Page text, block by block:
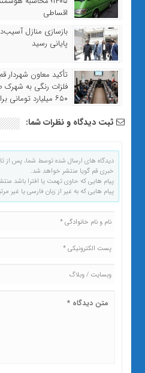
اقساطی
بازسازی منازل
پایانی رسید
تأکید معاون شهردار
فلزات رنگی به
۶۵۰ میلیارد تومانی برای سال ۱۴۰۵
ثبت دیدگاه و نظرات شما:
دیدگاه های ارسال شده توسط شما، پس از
خبری قم گویا منتشر خواهد شد.
پیام هایی که حاوی تهمت یا افترا باشد
پیام هایی که به غیر از زبان فارسی یا غیر